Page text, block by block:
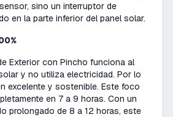
sino un interruptor de
en la parte inferior del panel solar.
Exterior con Pincho funciona al
y no utiliza electricidad. Por lo
excelente y sostenible. Este foco
en 7 a 9 horas. Con un
prolongado de 8 a 12 horas, este